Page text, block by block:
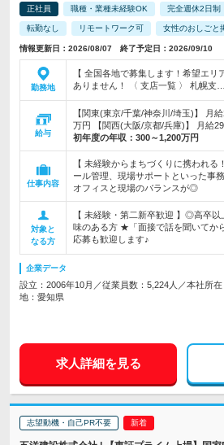
正社員 職種・業種未経験OK 完全週休2日制
転勤なし リモートワーク可 女性のおしごと
情報更新日：2026/08/07 終了予定日：2026/09/10
勤務地
【 全国各地で募集します！希望エ
ありません！ 〈 支店一覧 〉 札幌支…
給与
【関東(東京/千葉/神奈川/埼玉)】 月
万円 【関西(大阪/京都/兵庫)】 月給
初年度の年収： 300～1,200万円
仕事内容
【 未経験からまちづくりに携われる
ール管理、現場サポートといった事
オフィスと現場のバランスが◎
対象と
なる方
【 未経験・第二新卒歓迎 】◎高卒
味のある方 ★「面接で話を聞いてか
応募も歓迎します♪
企業データ
設立：2006年10月／従業員数：5,224人／本社所在
地：愛知県
求人詳細を見る
志望動機・自己PR不要